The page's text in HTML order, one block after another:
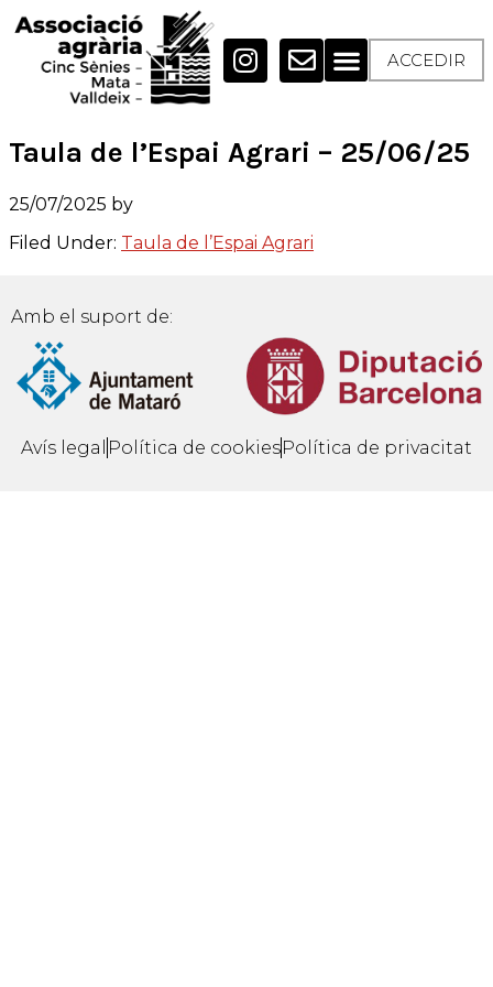
ACCEDIR
Taula de l’Espai Agrari – 25/06/25
25/07/2025 by
Filed Under: Taula de l’Espai Agrari
Amb el suport de:
Avís legal Política de cookiesPolítica de privacitat